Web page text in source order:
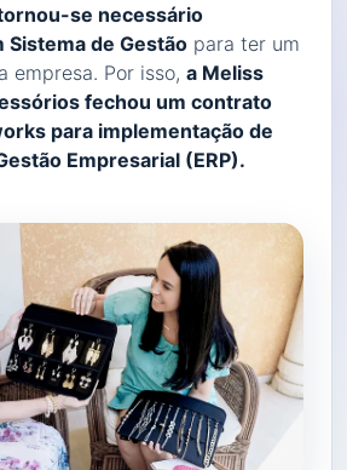
se necessário
de Gestão para ter um
empresa. Por isso, a Meliss
fechou um contrato
para implementação de
Empresarial (ERP).